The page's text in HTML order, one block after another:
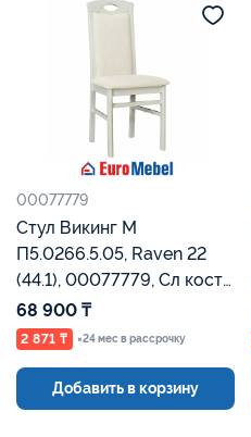
00077779
Стул Викинг М
П5.0266.5.05, Raven 22
(44.1), 00077779, Сл кость,
Евромебель
68 900 ₸
2 871 ₸ ×24 мес в рассрочку
Добавить в корзину